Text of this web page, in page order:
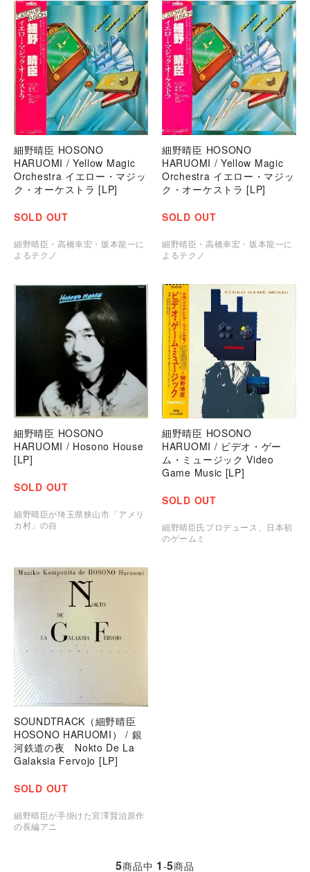
細野晴臣 HOSONO
HARUOMI / Yellow Magic
Orchestra イエロー・マジッ
ク・オーケストラ [LP]
SOLD OUT
細野晴臣・高橋幸宏・坂本龍一に
よるテクノ
細野晴臣 HOSONO
HARUOMI / Yellow Magic
Orchestra イエロー・マジッ
ク・オーケストラ [LP]
SOLD OUT
細野晴臣・高橋幸宏・坂本龍一に
よるテクノ
細野晴臣 HOSONO
HARUOMI / Hosono House
[LP]
SOLD OUT
細野晴臣が埼玉県狭山市「アメリ
カ村」の自
細野晴臣 HOSONO
HARUOMI / ビデオ・ゲー
ム・ミュージック Video
Game Music [LP]
SOLD OUT
細野晴臣氏プロデュース、日本初
のゲームミ
SOUNDTRACK（細野晴臣
HOSONO HARUOMI） / 銀
河鉄道の夜 Nokto De La
Galaksia Fervojo [LP]
SOLD OUT
細野晴臣が手掛けた宮澤賢治原作
の長編アニ
5商品中 1 -5商品